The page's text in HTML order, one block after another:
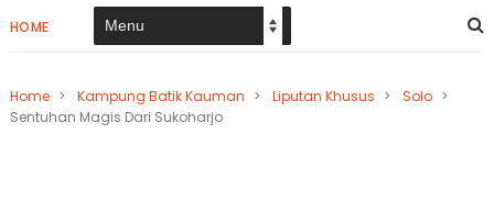
HOME
Home > Kampung Batik Kauman > Liputan Khusus > Solo >
Sentuhan Magis Dari Sukoharjo